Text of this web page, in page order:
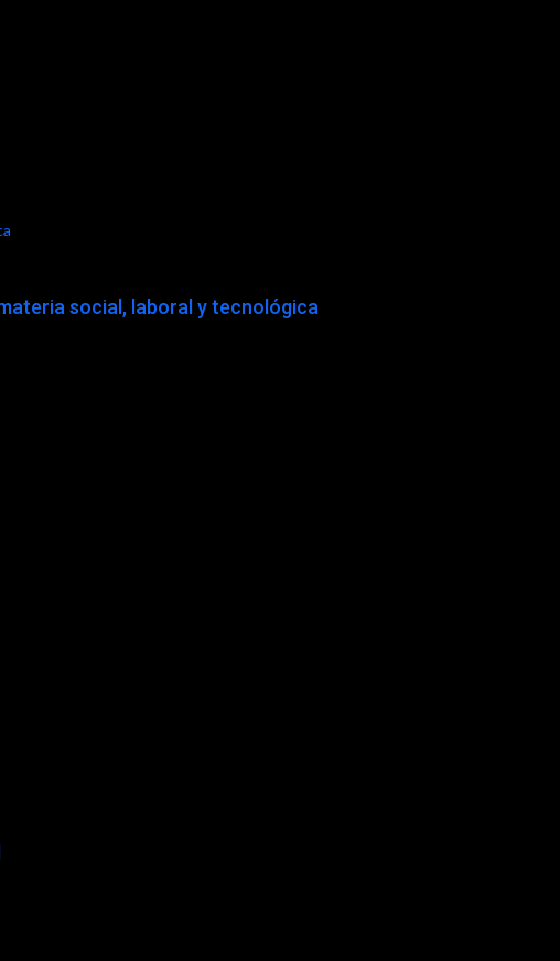
social, laboral y tecnológica